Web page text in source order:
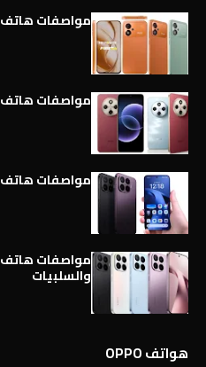
مواصفات هاتف Xiaomi Poco M8 Power كاملة
مواصفات هاتف Xiaomi Redmi 17C كاملة
مواصفات هاتف Xiaomi 17T Pro كاملة
والسلبيات
هواتف OPPO